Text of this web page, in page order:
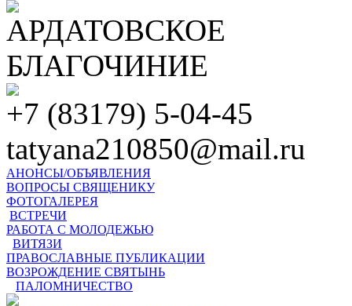
АРДАТОВСКОЕ
БЛАГОЧИНИЕ
+7 (83179) 5-04-45
tatyana210850@mail.ru
АНОНСЫ/ОБЪЯВЛЕНИЯ
ВОПРОСЫ СВЯЩЕНИКУ
ФОТОГАЛЕРЕЯ
ВСТРЕЧИ
РАБОТА С МОЛОДЕЖЬЮ
ВИТЯЗИ
ПРАВОСЛАВНЫЕ ПУБЛИКАЦИИ
ВОЗРОЖДЕНИЕ СВЯТЫНЬ
ПАЛОМНИЧЕСТВО